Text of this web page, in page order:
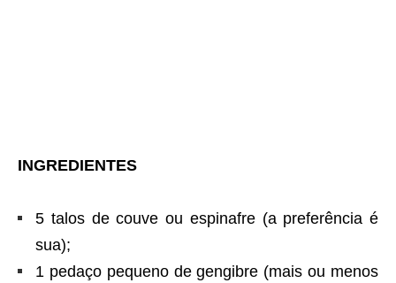
INGREDIENTES
5 talos de couve ou espinafre (a preferência é
sua);
1 pedaço pequeno de gengibre (mais ou menos